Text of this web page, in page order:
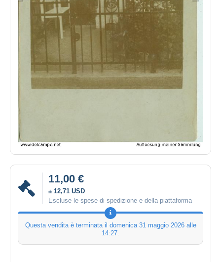
11,00 €
± 12,71 USD
Escluse le spese di spedizione e della piattaforma
Questa vendita è terminata il domenica 31 maggio 2026 alle
14:27